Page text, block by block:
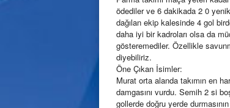
ödediler ve 6 dakikada 2 0
dağılan ekip kalesinde 4 gol
daha iyi bir kadroları olsa da
gösteremediler. Özellikle
diyebiliriz.
Öne Çıkan İsimler:
Murat orta alanda takımın en
damgasını vurdu. Semih 2 si
gollerde doğru yerde